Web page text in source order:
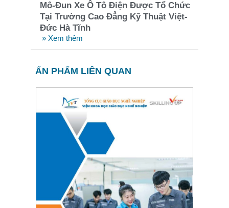
Mô-Đun Xe Ô Tô Điện Được Tổ Chức
Tại Trường Cao Đẳng Kỹ Thuật Việt-
Đức Hà Tĩnh
» Xem thêm
ẤN PHẨM LIÊN QUAN